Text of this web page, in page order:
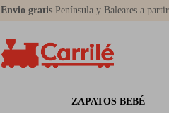
Envio gratis Península y Baleares a
ZAPATOS BEBÉ